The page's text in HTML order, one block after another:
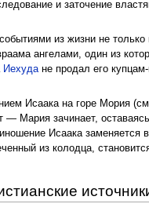
и заточение
из жизни не
ангелами, один из
Иехудане продал его
Исаака на горе Мория
Мария зачинает,
Исаака
из колодца,